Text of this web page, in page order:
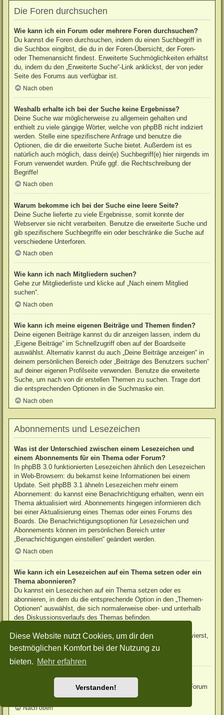
Diese Website nutzt Cookies, um dir den
bestmöglichen Komfort bei der Nutzung zu
bieten. Mehr erfahren
Verstanden!
Die Foren durchsuchen
Wie kann ich ein Forum oder mehrere Foren durchsuchen?
Du kannst die Foren durchsuchen, indem du einen Suchbegriff in
die Suchbox eingibst, die du in der Foren-Übersicht, der Foren-
oder Themenansicht findest. Erweiterte Suchmöglichkeiten erhältst
du, indem du den „Erweiterte Suche“-Link anklickst, der von jeder
Seite des Forums aus verfügbar ist.
Nach oben
Weshalb erhalte ich bei der Suche keine Ergebnisse?
Deine Suche war möglicherweise zu allgemein gehalten und
enthielt zu viele gängige Wörter, welche von phpBB nicht indiziert
werden. Stelle eine spezifischere Anfrage und benutze die
Optionen, die dir die erweiterte Suche bietet. Außerdem ist es
natürlich auch möglich, dass dein(e) Suchbegriff(e) hier nirgends im
Forum verwendet wurden. Prüfe ggf. die Rechtschreibung der
Begriffe!
Nach oben
Warum bekomme ich bei der Suche eine leere Seite?
Deine Suche lieferte zu viele Ergebnisse, somit konnte der
Webserver sie nicht verarbeiten. Benutze die erweiterte Suche und
gib spezifischere Suchbegriffe ein oder beschränke die Suche auf
verschiedene Unterforen.
Nach oben
Wie kann ich nach Mitgliedern suchen?
Gehe zur Mitgliederliste und klicke auf „Nach einem Mitglied
suchen“.
Nach oben
Wie kann ich meine eigenen Beiträge und Themen finden?
Deine eigenen Beiträge kannst du dir anzeigen lassen, indem du
„Eigene Beiträge“ im Schnellzugriff oben auf der Boardseite
auswählst. Alternativ kannst du auch „Deine Beiträge anzeigen“ in
deinem persönlichen Bereich oder „Beiträge des Benutzers suchen“
auf deiner eigenen Profilseite verwenden. Benutze die erweiterte
Suche, um nach von dir erstellen Themen zu suchen. Trage dort
die entsprechenden Optionen in die Suchmaske ein.
Nach oben
Abonnements und Lesezeichen
Was ist der Unterschied zwischen einem Lesezeichen und
einem Abonnements für ein Thema oder Forum?
In phpBB 3.0 funktionierten Lesezeichen ähnlich den Lesezeichen
in Web-Browsern: du bekamst keine Informationen bei einem
Update. Seit phpBB 3.1 ähneln Lesezeichen mehr einem
Abonnement: du kannst eine Benachrichtigung erhalten, wenn ein
Thema aktualisiert wird. Abonnements hingegen informieren dich
bei einer Aktualisierung eines Themas oder eines Forums des
Boards. Die Benachrichtigungsoptionen für Lesezeichen und
Abonnements können im persönlichen Bereich unter
„Benachrichtigungen einstellen“ geändert werden.
Nach oben
Wie kann ich ein Lesezeichen auf ein Thema setzen oder ein
Thema abonnieren?
Du kannst ein Lesezeichen auf ein Thema setzen oder es
abonnieren, in dem du die entsprechende Option in den „Themen-
Optionen“ auswählst, die sich normalerweise ober- und unterhalb
des Diskussionsverlaufs des Themas befinden.
benachrichtigen, sobald eine Antwort geschrieben wurde“ aktivierst,
wird das Thema ebenfalls für dich abonniert.
Nach oben
Wie kann ich ein Forum abonnieren?
Um ein Forum zu abonnieren, verwende im Forum den Link „Forum
abonnieren“, der sich meist am Ende der Seite befindet.
Nach oben